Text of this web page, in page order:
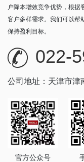
户降本增效竞争优势，根据
客户多样需求。我们可以帮
保持盈利目标。
022-
公司地址：天津市津
官方公众号